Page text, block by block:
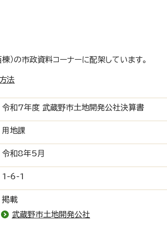
）の市政資料コーナーに配架しています。
法
令和7年度 武蔵野市土地開発公社決算書
用地課
令和8年5月
1-6-1
掲載
武蔵野市土地開発公社